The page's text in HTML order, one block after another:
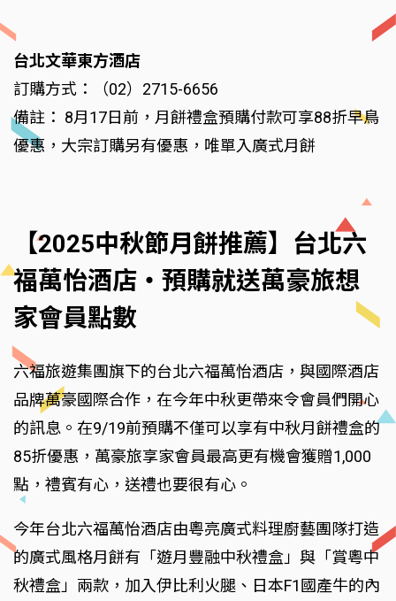
台北文華東方酒店
訂購方式：（02）2715-6656
備註： 8月17日前，月餅禮盒預購付款可享88折早鳥
優惠，大宗訂購另有優惠，唯單入廣式月餅
【2025中秋節月餅推薦】台北六
福萬怡酒店‧預購就送萬豪旅想
家會員點數
六福旅遊集團旗下的台北六福萬怡酒店，與國際酒店
品牌萬豪國際合作，在今年中秋更帶來令會員們開心
的訊息。在9/19前預購不僅可以享有中秋月餅禮盒的
85折優惠，萬豪旅享家會員最高更有機會獲贈1,000
點，禮賓有心，送禮也要很有心。
今年台北六福萬怡酒店由粵亮廣式料理廚藝團隊打造
的廣式風格月餅有「遊月豐融中秋禮盒」與「賞粵中
秋禮盒」兩款，加入伊比利火腿、日本F1國產牛的內